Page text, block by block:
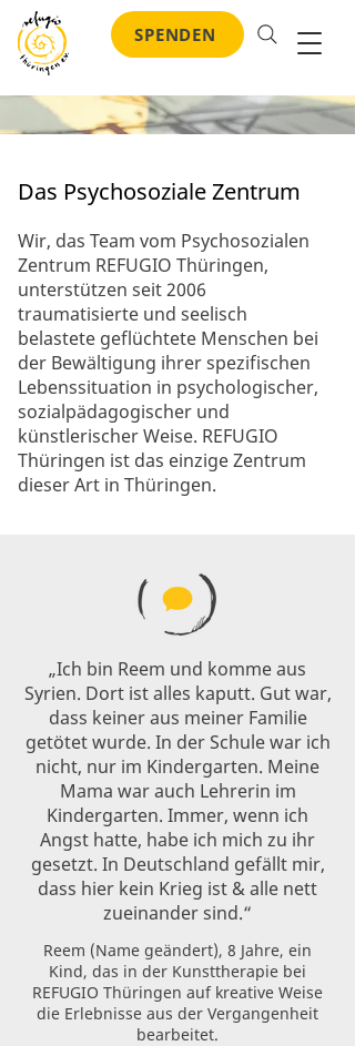
SPENDEN
Das Psychosoziale Zentrum
Wir, das Team vom Psychosozialen
Zentrum REFUGIO Thüringen,
unterstützen seit 2006
traumatisierte und seelisch
belastete geflüchtete Menschen bei
der Bewältigung ihrer spezifischen
Lebenssituation in psychologischer,
sozialpädagogischer und
künstlerischer Weise. REFUGIO
Thüringen ist das einzige Zentrum
dieser Art in Thüringen.
„Ich bin Reem und komme aus
Syrien. Dort ist alles kaputt. Gut war,
dass keiner aus meiner Familie
getötet wurde. In der Schule war ich
nicht, nur im Kindergarten. Meine
Mama war auch Lehrerin im
Kindergarten. Immer, wenn ich
Angst hatte, habe ich mich zu ihr
gesetzt. In Deutschland gefällt mir,
dass hier kein Krieg ist & alle nett
zueinander sind.“
Reem (Name geändert), 8 Jahre, ein
Kind, das in der Kunsttherapie bei
REFUGIO Thüringen auf kreative Weise
die Erlebnisse aus der Vergangenheit
bearbeitet.